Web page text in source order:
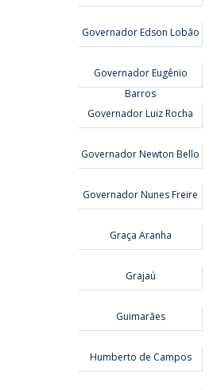
Governador Edson Lobão
Governador Eugênio
Barros
Governador Luiz Rocha
Governador Newton Bello
Governador Nunes Freire
Graça Aranha
Grajaú
Guimarães
Humberto de Campos